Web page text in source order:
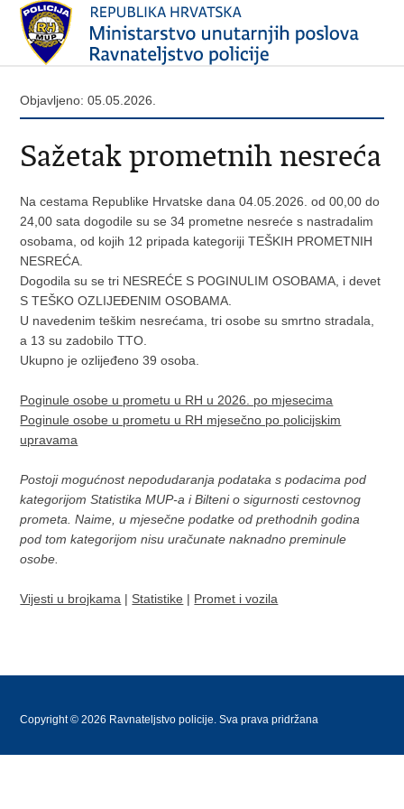
Objavljeno: 05.05.2026.
Sažetak prometnih nesreća
Na cestama Republike Hrvatske dana 04.05.2026. od 00,00 do
24,00 sata dogodile su se 34 prometne nesreće s nastradalim
osobama, od kojih 12 pripada kategoriji TEŠKIH PROMETNIH
NESREĆA.
Dogodila su se tri NESREĆE S POGINULIM OSOBAMA, i devet
S TEŠKO OZLIJEĐENIM OSOBAMA.
U navedenim teškim nesrećama, tri osobe su smrtno stradala,
a 13 su zadobilo TTO.
Ukupno je ozlijeđeno 39 osoba.
Poginule osobe u prometu u RH u 2026. po mjesecima
Poginule osobe u prometu u RH mjesečno po policijskim
upravama
Postoji mogućnost nepodudaranja podataka s podacima pod
kategorijom Statistika MUP-a i Bilteni o sigurnosti cestovnog
prometa. Naime, u mjesečne podatke od prethodnih godina
pod tom kategorijom nisu uračunate naknadno preminule
osobe.
Vijesti u brojkama | Statistike | Promet i vozila
Copyright © 2026 Ravnateljstvo policije. Sva prava pridržana